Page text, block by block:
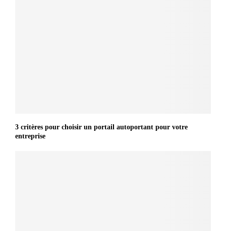
3 critères pour choisir un portail autoportant pour votre
entreprise